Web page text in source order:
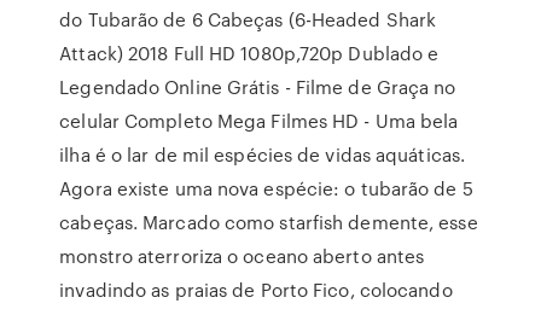
do Tubarão de 6 Cabeças (6-Headed Shark
Attack) 2018 Full HD 1080p,720p Dublado e
Legendado Online Grátis - Filme de Graça no
celular Completo Mega Filmes HD - Uma bela
ilha é o lar de mil espécies de vidas aquáticas.
Agora existe uma nova espécie: o tubarão de 5
cabeças. Marcado como starfish demente, esse
monstro aterroriza o oceano aberto antes
invadindo as praias de Porto Fico, colocando